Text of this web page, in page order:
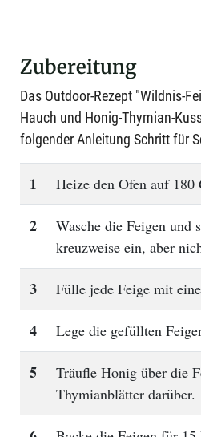
Zubereitung
Das Outdoor-Rezept "Wildnis-
Hauch und Honig-Thymian-
folgender Anleitung Schritt für
1 Heize den Ofen auf 180
2
Wasche die Feigen und
kreuzweise ein, aber
3 Fülle jede Feige mit
4 Lege die gefüllten
5
Träufle Honig über die
Thymianblätter darüber.